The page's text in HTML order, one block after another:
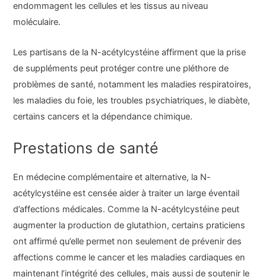
endommagent les cellules et les tissus au niveau
moléculaire.
Les partisans de la N-acétylcystéine affirment que la prise
de suppléments peut protéger contre une pléthore de
problèmes de santé, notamment les maladies respiratoires,
les maladies du foie, les troubles psychiatriques, le diabète,
certains cancers et la dépendance chimique.
Prestations de santé
En médecine complémentaire et alternative, la N-
acétylcystéine est censée aider à traiter un large éventail
d’affections médicales. Comme la N-acétylcystéine peut
augmenter la production de glutathion, certains praticiens
ont affirmé qu’elle permet non seulement de prévenir des
affections comme le cancer et les maladies cardiaques en
maintenant l’intégrité des cellules, mais aussi de soutenir le